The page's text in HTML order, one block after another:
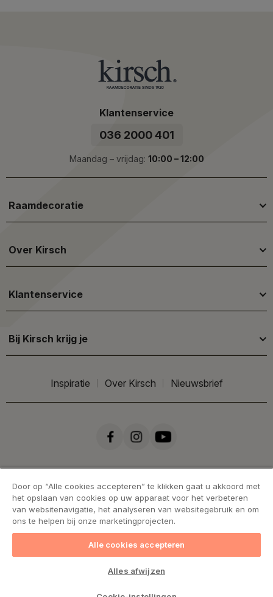
Klantenservice
036 2000 401
Maandag – vrijdag: 10:00 – 12:00
Raamdecoratie
Over Kirsch
Klantenservice
Bij Kirsch krijg je
Inspiratie Over Kirsch Nieuwsbrief
Handelsvoorwaarden Cookies
Door op “Alle cookies accepteren” te klikken gaat u akkoord met
het opslaan van cookies op uw apparaat voor het verbeteren
van websitenavigatie, het analyseren van websitegebruik en om
ons te helpen bij onze marketingprojecten.
Alle cookies accepteren
Alles afwijzen